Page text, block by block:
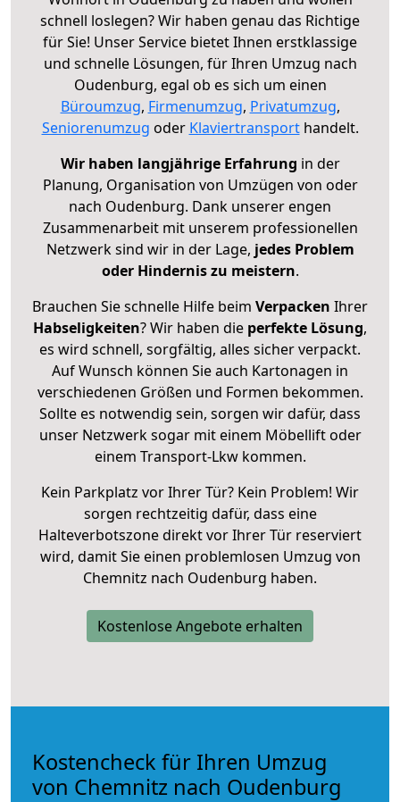
schnell loslegen? Wir haben genau das Richtige
für Sie! Unser Service bietet Ihnen erstklassige
und schnelle Lösungen, für Ihren Umzug nach
Oudenburg, egal ob es sich um einen
Büroumzug, Firmenumzug, Privatumzug,
Seniorenumzug oder Klaviertransporthandelt.
Wir haben langjährige Erfahrung in der
Planung, Organisation von Umzügen von oder
nach Oudenburg. Dank unserer engen
Zusammenarbeit mit unserem professionellen
Netzwerk sind wir in der Lage, jedes Problem
oder Hindernis zu meistern.
Brauchen Sie schnelle Hilfe beim Verpacken Ihrer
Habseligkeiten? Wir haben die perfekte Lösung,
es wird schnell, sorgfältig, alles sicher verpackt.
Auf Wunsch können Sie auch Kartonagen in
verschiedenen Größen und Formen bekommen.
Sollte es notwendig sein, sorgen wir dafür, dass
unser Netzwerk sogar mit einem Möbellift oder
einem Transport-Lkw kommen.
Kein Parkplatz vor Ihrer Tür? Kein Problem! Wir
sorgen rechtzeitig dafür, dass eine
Halteverbotszone direkt vor Ihrer Tür reserviert
wird, damit Sie einen problemlosen Umzug von
Chemnitz nach Oudenburg haben.
Kostenlose Angebote erhalten
Kostencheck für Ihren Umzug
von Chemnitz nach Oudenburg